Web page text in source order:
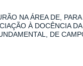
NA ÁREA DE, PARA
À DOCÊNCIA DA
DE